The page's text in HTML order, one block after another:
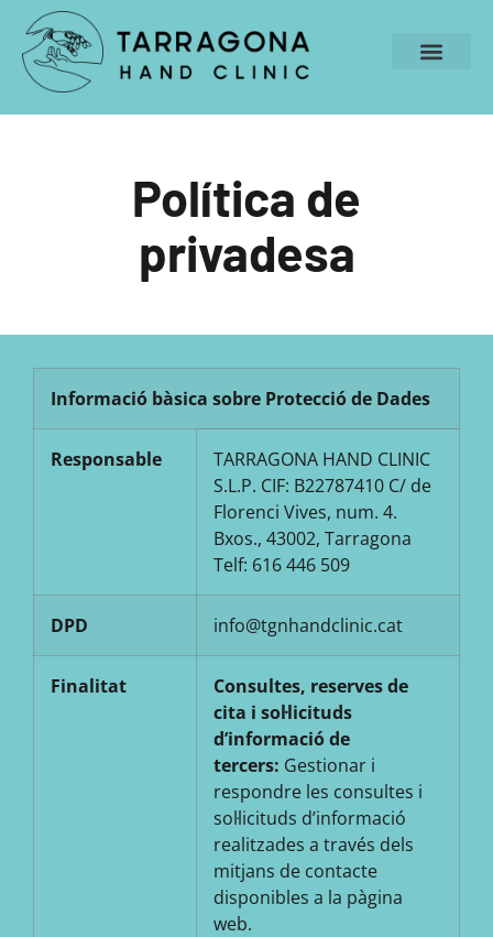
Política de
privadesa
Informació bàsica sobre Protecció de Dades
Responsable
TARRAGONA HAND CLINIC
S.L.P. CIF: B22787410 C/ de
Florenci Vives, num. 4.
Bxos., 43002, Tarragona
Telf: 616 446 509
DPD info@tgnhandclinic.cat
Finalitat
Consultes, reserves de
cita i sol·licituds
d’informació de
tercers: Gestionar i
respondre les consultes i
sol·licituds d’informació
realitzades a través dels
mitjans de contacte
disponibles a la pàgina
web.